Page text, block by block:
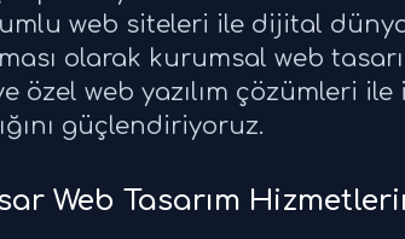
web siteleri ile dijital
olarak kurumsal web
özel web yazılım çözümleri
güçlendiriyoruz.
Web Tasarım